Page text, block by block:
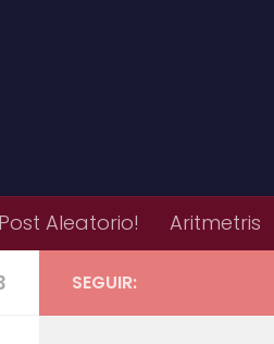
Aleatorio! Aritmetris
SEGUIR: